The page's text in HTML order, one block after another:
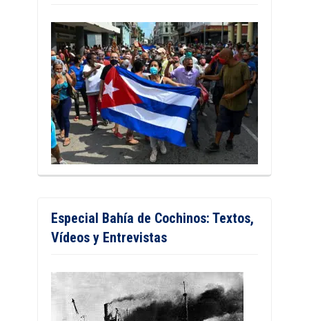
Especial Bahía de Cochinos: Textos,
Vídeos y Entrevistas